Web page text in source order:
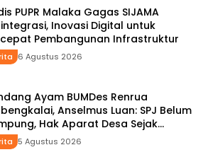
PUPR Malaka Gagas SIJAMA
Inovasi Digital untuk
Pembangunan Infrastruktur
6 Agustus 2026
BUMDes Renrua
Anselmus Luan: SPJ Belum
Hak Aparat Desa Sejak
Belum Dibayar
5 Agustus 2026